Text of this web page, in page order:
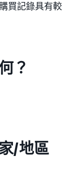
買記錄具有較
？
/地區